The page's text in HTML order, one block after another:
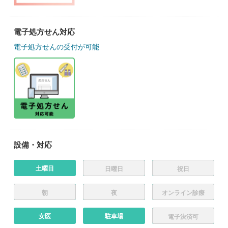
電子処方せん対応
電子処方せんの受付が可能
設備・対応
土曜日 日曜日 祝日
朝 夜 オンライン診療
女医 駐車場 電子決済可